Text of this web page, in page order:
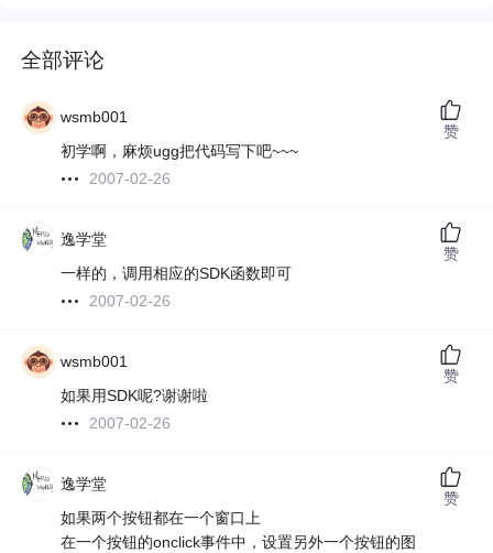
全部评论
wsmb001
初学啊，麻烦ugg把代码写下吧~~~
2007-02-26
赞
逸学堂
一样的，调用相应的SDK函数即可
2007-02-26
赞
wsmb001
如果用SDK呢?谢谢啦
2007-02-26
赞
逸学堂
如果两个按钮都在一个窗口上
在一个按钮的onclick事件中，设置另外一个按钮的图
赞